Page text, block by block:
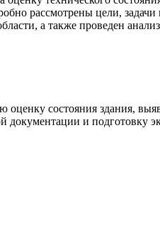
рассмотрены цели,
а также проведен
состояния здания,
документации и подготовку